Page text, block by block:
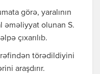
görə, yaralının
əməliyyat olunan S.
çıxarılıb.
törədildiyini
araşdırır.